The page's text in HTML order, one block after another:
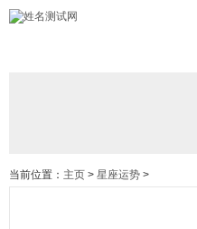
当前位置： 主页 > 星座运势 >